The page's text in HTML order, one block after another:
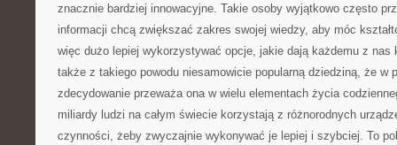
znacznie bardziej innowacyjne. Takie osoby wyjątkowo często
informacji chcą zwiększać zakres swojej wiedzy, aby móc
więc dużo lepiej wykorzystywać opcje, jakie dają każdemu z nas
także z takiego powodu niesamowicie popularną dziedziną, że w
zdecydowanie przeważa ona w wielu elementach życia
miliardy ludzi na całym świecie korzystają z różnorodnych
czynności, żeby zwyczajnie wykonywać je lepiej i szybciej. To